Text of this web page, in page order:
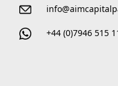
+44 (0)7946 515